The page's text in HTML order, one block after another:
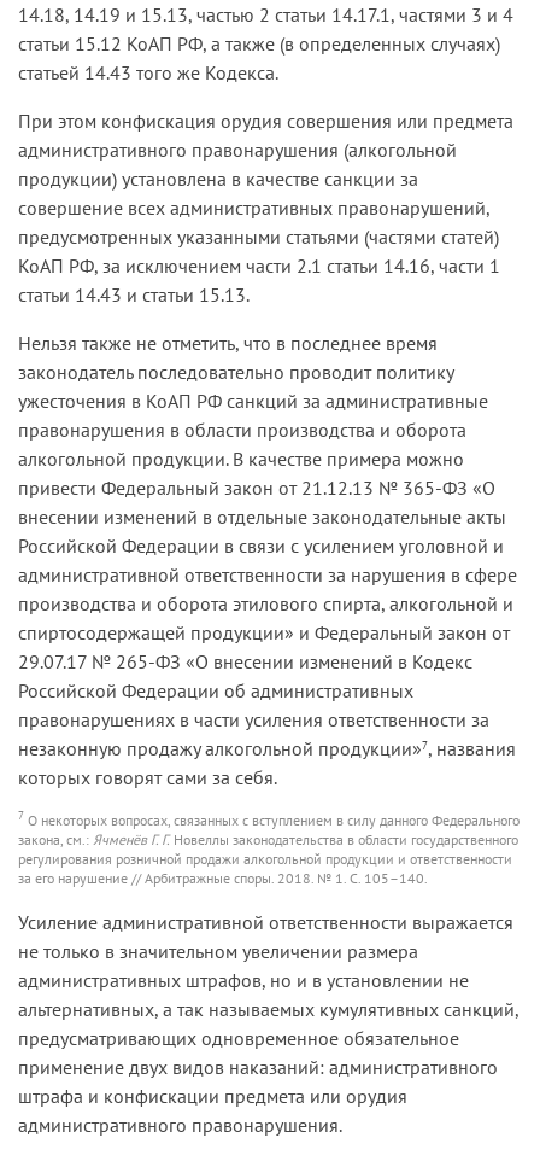
14.18, 14.19 и 15.13, частью 2 статьи 14.17.1, частями 3 и 4
статьи 15.12 КоАП РФ, а также (в определенных случаях)
статьей 14.43 того же Кодекса.
При этом конфискация орудия совершения или предмета
административного правонарушения (алкогольной
продукции) установлена в качестве санкции за
совершение всех административных правонарушений,
предусмотренных указанными статьями (частями статей)
КоАП РФ, за исключением части 2.1 статьи 14.16, части 1
статьи 14.43 и статьи 15.13.
Нельзя также не отметить, что в последнее время
законодатель последовательно проводит политику
ужесточения в КоАП РФ санкций за административные
правонарушения в области производства и оборота
алкогольной продукции. В качестве примера можно
привести Федеральный закон от 21.12.13 № 365-ФЗ «О
внесении изменений в отдельные законодательные акты
Российской Федерации в связи с усилением уголовной и
административной ответственности за нарушения в сфере
производства и оборота этилового спирта, алкогольной и
спиртосодержащей продукции» и Федеральный закон от
29.07.17 № 265-ФЗ «О внесении изменений в Кодекс
Российской Федерации об административных
правонарушениях в части усиления ответственности за
незаконную продажу алкогольной продукции»7, названия
которых говорят сами за себя.
7 О некоторых вопросах, связанных с вступлением в силу данного Федерального
закона, см.: Ячменёв Г. Г.Новеллы законодательства в области государственного
регулирования розничной продажи алкогольной продукции и ответственности
за его нарушение // Арбитражные споры. 2018. № 1. С. 105–140.
Усиление административной ответственности выражается
не только в значительном увеличении размера
административных штрафов, но и в установлении не
альтернативных, а так называемых кумулятивных санкций,
предусматривающих одновременное обязательное
применение двух видов наказаний: административного
штрафа и конфискации предмета или орудия
административного правонарушения.